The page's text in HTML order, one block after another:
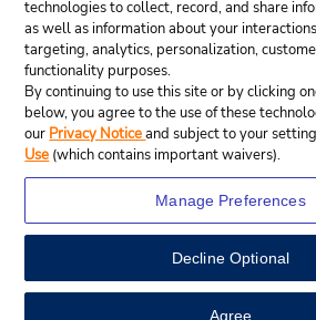
© 2025 Budget Rent A Car
technologies to collect, record, and share
as well as information about your
targeting, analytics, personalization,
functionality purposes.
By continuing to use this site or by clicking
below, you agree to the use of these
our Privacy Noticeand subject to your
Use (which contains important waivers).
Manage Preferences
Decline Optional
Agree